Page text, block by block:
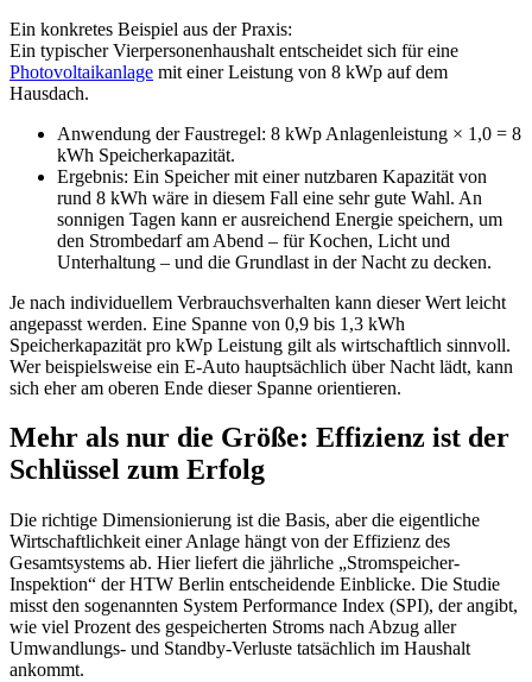
Ein konkretes Beispiel aus der Praxis:
Ein typischer Vierpersonenhaushalt entscheidet sich für eine
Photovoltaikanlage mit einer Leistung von 8 kWp auf dem
Hausdach.
Anwendung der Faustregel: 8 kWp Anlagenleistung × 1,0 = 8
kWh Speicherkapazität.
Ergebnis: Ein Speicher mit einer nutzbaren Kapazität von
rund 8 kWh wäre in diesem Fall eine sehr gute Wahl. An
sonnigen Tagen kann er ausreichend Energie speichern, um
den Strombedarf am Abend – für Kochen, Licht und
Unterhaltung – und die Grundlast in der Nacht zu decken.
Je nach individuellem Verbrauchsverhalten kann dieser Wert leicht
angepasst werden. Eine Spanne von 0,9 bis 1,3 kWh
Speicherkapazität pro kWp Leistung gilt als wirtschaftlich sinnvoll.
Wer beispielsweise ein E-Auto hauptsächlich über Nacht lädt, kann
sich eher am oberen Ende dieser Spanne orientieren.
Mehr als nur die Größe: Effizienz ist der
Schlüssel zum Erfolg
Die richtige Dimensionierung ist die Basis, aber die eigentliche
Wirtschaftlichkeit einer Anlage hängt von der Effizienz des
Gesamtsystems ab. Hier liefert die jährliche „Stromspeicher-
Inspektion“ der HTW Berlin entscheidende Einblicke. Die Studie
misst den sogenannten System Performance Index (SPI), der angibt,
wie viel Prozent des gespeicherten Stroms nach Abzug aller
Umwandlungs- und Standby-Verluste tatsächlich im Haushalt
ankommt.